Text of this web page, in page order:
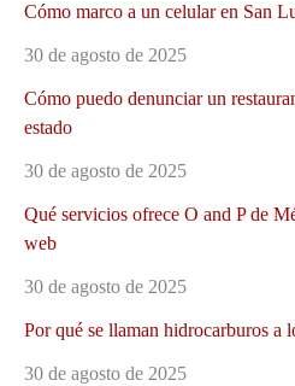
Cómo marco a un celular en San
30 de agosto de 2025
Cómo puedo denunciar un
estado
30 de agosto de 2025
Qué servicios ofrece O and P de
web
30 de agosto de 2025
Por qué se llaman hidrocarburos a
30 de agosto de 2025